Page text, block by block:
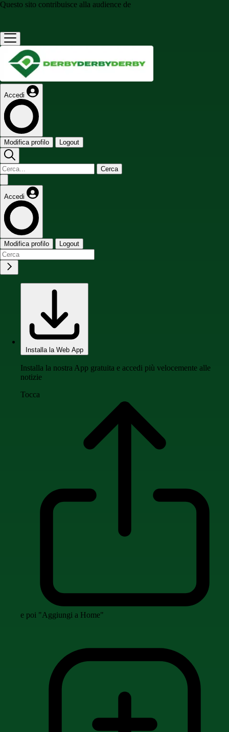
Questo sito contribuisce alla audience de
Accedi
Modifica profilo Logout
Cerca
Accedi
Modifica profilo Logout
Installa la Web App
Installa la nostra App gratuita e accedi più velocemente alle
notizie
Tocca
e poi "Aggiungi a Home"